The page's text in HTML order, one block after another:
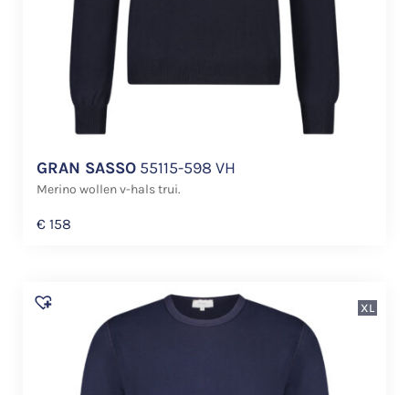
GRAN SASSO 55115-598 VH
Merino wollen v-hals trui.
€ 158
XL